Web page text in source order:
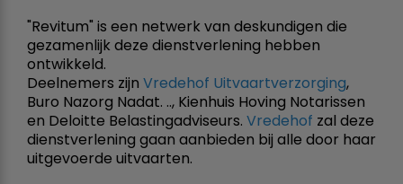
"Revitum" is een netwerk van deskundigen die
gezamenlijk deze dienstverlening hebben
ontwikkeld.
Deelnemers zijn Vredehof Uitvaartverzorging,
Buro Nazorg Nadat. .., Kienhuis Hoving Notarissen
en Deloitte Belastingadviseurs. Vredehof zal deze
dienstverlening gaan aanbieden bij alle door haar
uitgevoerde uitvaarten.